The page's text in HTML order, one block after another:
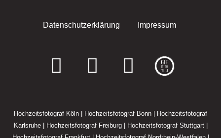
Datenschutzerklärung Impressum
F
c
e
I
s
t
E
v
e
Hochzeitsfotograf Köln Hochzeitsfotograf Bonn
Hochzeitsfotograf
Karlsruhe| Hochzeitsfotograf Freiburg| Hochzeitsfotograf Stuttgart|